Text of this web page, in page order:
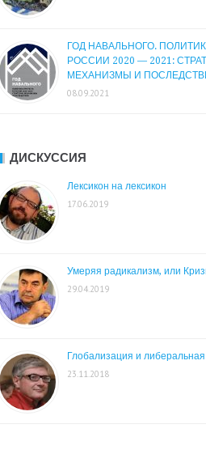
ГОД НАВАЛЬНОГО.
РОССИИ 2020 — 2021:
МЕХАНИЗМЫ И
08.09.2021
ДИСКУССИЯ
Лексикон на лексикон
17.06.2019
Умеряя радикализм, или
29.04.2019
Глобализация и
23.11.2018